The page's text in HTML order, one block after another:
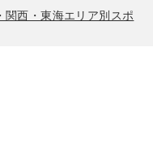
関西・東海エリア別スポ